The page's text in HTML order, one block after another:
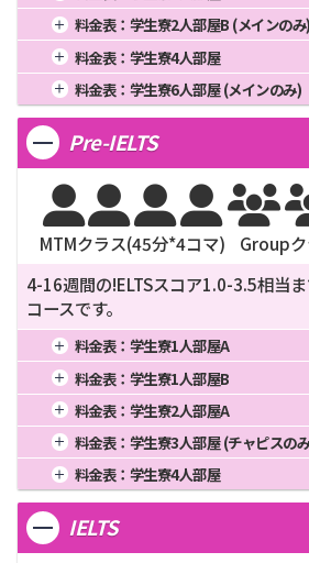
3週間
342,550
12週間
2週間
250,250
3週間
327,250
8週間
12週間
1週間
2週間
241,800
3週間
316,200
4週間
372,000
8週間
12週間
料金表： 学生寮2人部屋B (メインのみ)
1週間
2週間
239,200
3週間
312,800
4週間
8週間
12週間
料金表： 学生寮4人部屋
1週間
2週間
226,850
3週間
296,650
4週間
349,000
8週間
料金表： 学生寮6人部屋 (メインのみ)
1週間
2週間
219,700
3週間
287,300
4週間
12週間
Pre-IELTS

MTMクラス(45分*4コマ)

Group
4-16週間の!ELTSスコア1.0-3.5相当
コースです。
料金表： 学生寮1人部屋A
1週間
2週間
289,250
3週間
378,250
4週間
8週間
12週間
料金表： 学生寮1人部屋B
1週間
2週間
280,800
3週間
367,200
4週間
8週間
12週間
料金表： 学生寮2人部屋A
1週間
2週間
260,650
3週間
340,850
4週間
8週間
12週間
料金表： 学生寮3人部屋 (チャピスの
1週間
2週間
247,000
3週間
323,000
4週間
8週間
料金表： 学生寮4人部屋
1週間
2週間
241,800
3週間
316,200
4週間
12週間
IELTS